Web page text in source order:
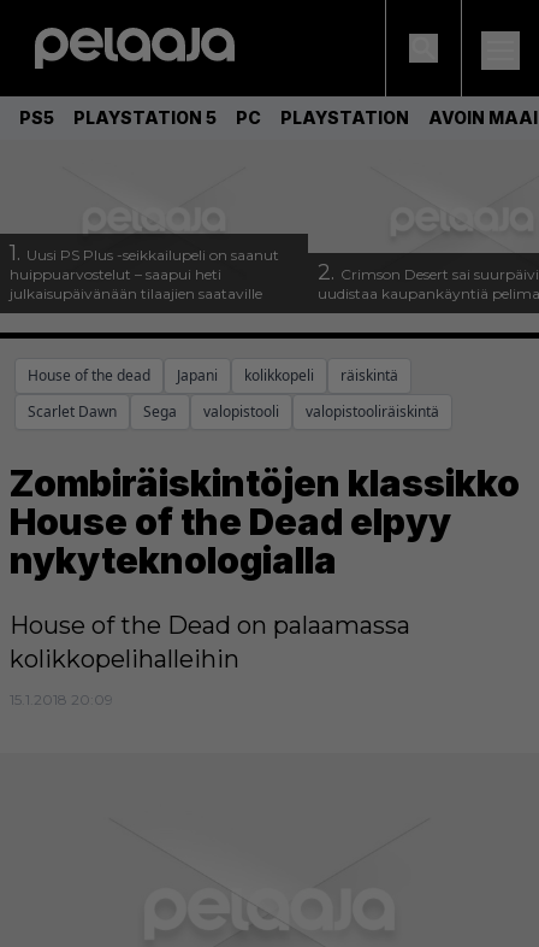
PS5 PLAYSTATION 5 PC PLAYSTATION AVOIN
1. Uusi PS Plus -seikkailupeli on saanut
huippuarvostelut – saapui heti
julkaisupäivänään tilaajien saataville
2. Crimson Desert sai
uudistaa kaupankäyntiä
House of the dead Japani kolikkopeli
räiskintä
Scarlet Dawn
Sega valopistooli valopistooliräiskintä
Zombiräiskintöjen klassikko
House of the Dead elpyy
nykyteknologialla
House of the Dead on palaamassa
kolikkopelihalleihin
15.1.2018 20:09